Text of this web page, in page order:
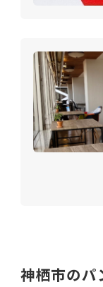
神栖市のパ